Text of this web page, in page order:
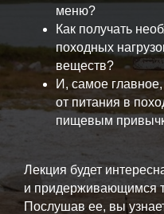
меню?
Как получать
походных
веществ?
И, самое главное,
от питания в
пищевым
Лекция будет
и придерживающимся
Послушав ее, вы